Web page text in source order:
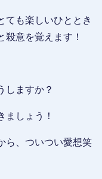
ても楽しいひととき
殺意を覚えます！
しますか？
ましょう！
ら、ついつい愛想笑